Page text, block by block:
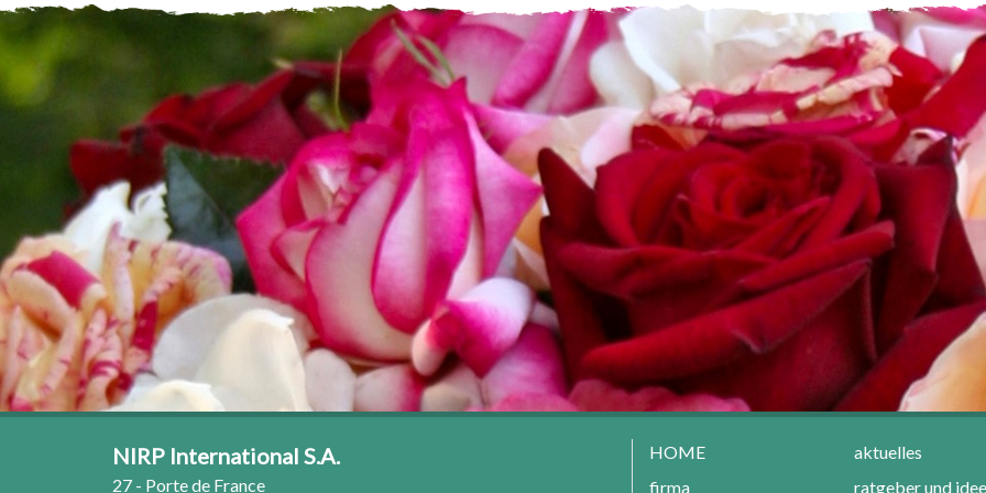
NIRP International S.A.
27 - Porte de France
HOME
firma
aktuelles
ratgeber und